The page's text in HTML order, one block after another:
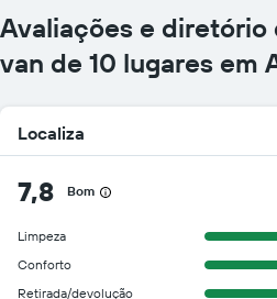
localizações
O
gráfico
tem
X
exibindo
empresas
de
de
carros
O
Avaliações e diretório
van de 10 lugares em
Localiza
7,8 Bom
Limpeza
Conforto
Retirada/devolução